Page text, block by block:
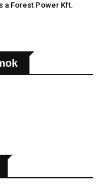
a Forest Power Kft.